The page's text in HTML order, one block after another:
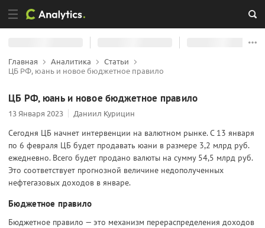
Главная Аналитика
Статьи
ЦБ РФ, юань и новое бюджетное правило
ЦБ РФ, юань и новое бюджетное правило
13 Января 2023 Даниил Курицин
Сегодня ЦБ начнет интервенции на валютном рынке. С 13 января
по 6 февраля ЦБ будет продавать юани в размере 3,2 млрд руб.
ежедневно. Всего будет продано валюты на сумму 54,5 млрд руб.
Это соответствует прогнозной величине недополученных
нефтегазовых доходов в январе.
Бюджетное правило
Бюджетное правило — это механизм перераспределения доходов